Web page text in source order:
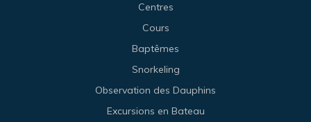
Centres
Cours
Baptêmes
Snorkeling
Observation des Dauphins
Excursions en Bateau